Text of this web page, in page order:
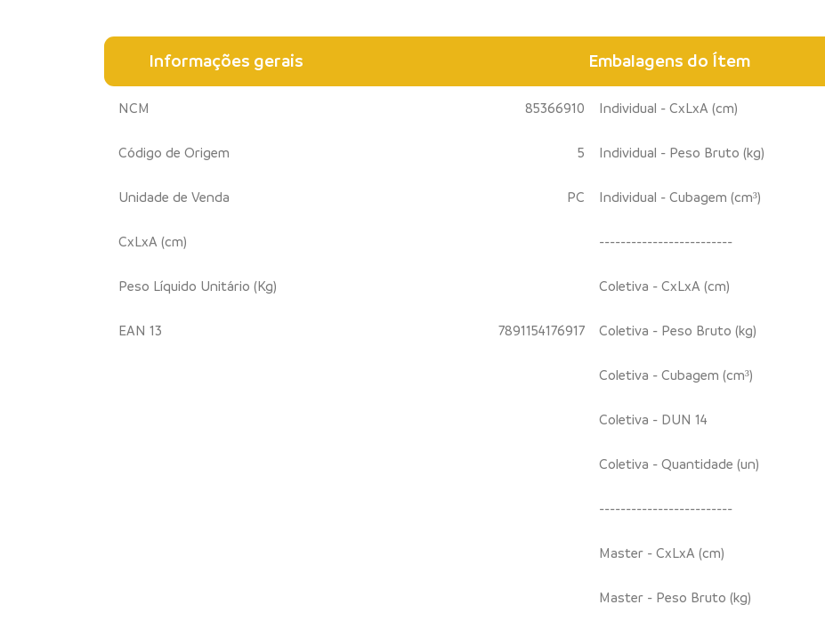
Informações gerais Embalagens do Ítem
NCM 85366910
Código de Origem 5
Unidade de Venda PC
CxLxA (cm)
Peso Líquido Unitário (Kg)
EAN 13 7891154176917
Individual - CxLxA (cm)
Individual - Peso Bruto (kg)
Individual - Cubagem (cm³)
-------------------------
Coletiva - CxLxA (cm)
Coletiva - Peso Bruto (kg)
Coletiva - Cubagem (cm³)
Coletiva - DUN 14
Coletiva - Quantidade (un)
-------------------------
Master - CxLxA (cm)
Master - Peso Bruto (kg)